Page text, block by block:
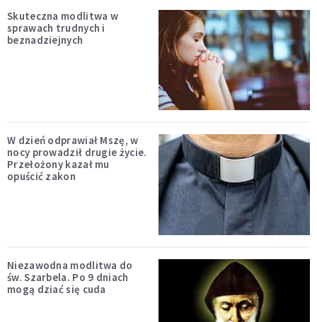
Skuteczna modlitwa w
sprawach trudnych i
beznadziejnych
W dzień odprawiał Mszę, w
nocy prowadził drugie życie.
Przełożony kazał mu
opuścić zakon
Niezawodna modlitwa do
św. Szarbela. Po 9 dniach
mogą dziać się cuda